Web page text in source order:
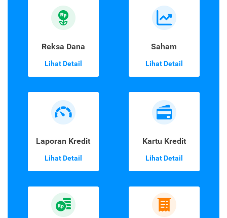
Reksa Dana
Lihat Detail
Saham
Lihat Detail
Laporan Kredit
Lihat Detail
Kartu Kredit
Lihat Detail